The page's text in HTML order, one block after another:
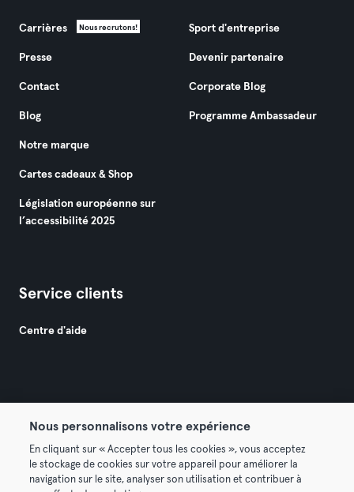
Carrières Nous recrutons!
Presse
Contact
Blog
Notre marque
Cartes cadeaux & Shop
Législation européenne sur
l’accessibilité 2025
Sport d'entreprise
Devenir partenaire
Corporate Blog
Programme Ambassadeur
Service clients
Centre d'aide
Conditions générales Politique de confidentialité
Nous personnalisons votre expérience
En cliquant sur « Accepter tous les cookies », vous acceptez
le stockage de cookies sur votre appareil pour améliorer la
navigation sur le site, analyser son utilisation et contribuer à